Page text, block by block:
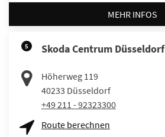
MEHR INFOS
5 Skoda Centrum Düsseldorf
Höherweg 119
40233 Düsseldorf
+49 211 - 92323300
Route berechnen